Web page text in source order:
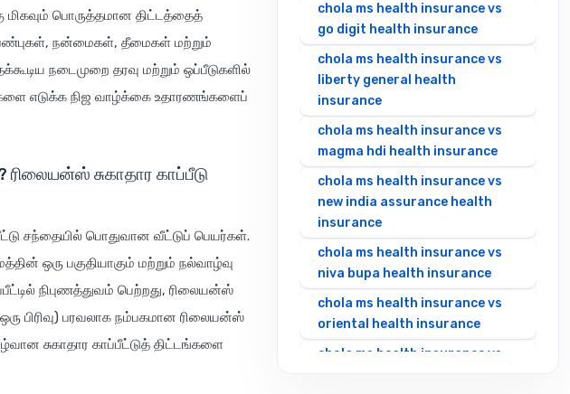
மிகவும் பொருத்தமான திட்டத்தைத்
பண்புகள், நன்மைகள், தீமைகள் மற்றும்
நடைமுறை தரவு மற்றும் ஒப்பீடுகளில்
எடுக்க நிஜ வாழ்க்கை உதாரணங்களைப்
ரிலையன்ஸ் சுகாதார காப்பீடு
சந்தையில் பொதுவான வீட்டுப் பெயர்கள்.
ஒரு பகுதியாகும் மற்றும் நல்வாழ்வு
நிபுணத்துவம் பெற்றது, ரிலையன்ஸ்
பரவலாக நம்பகமான ரிலையன்ஸ்
சுகாதார காப்பீட்டுத் திட்டங்களை
chola ms health insurance vs
go digit health insurance
chola ms health insurance vs
liberty general health
insurance
chola ms health insurance vs
magma hdi health insurance
chola ms health insurance vs
new india assurance health
insurance
chola ms health insurance vs
niva bupa health insurance
chola ms health insurance vs
oriental health insurance
chola ms health insurance vs